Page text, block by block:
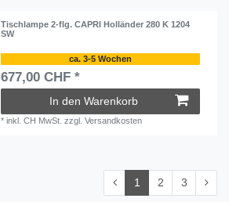
Tischlampe 2-flg. CAPRI Holländer 280 K 1204
SW
ca. 3-5 Wochen
677,00 CHF *
In den Warenkorb
*inkl. CH MwSt. zzgl.Versandkosten
1 2 3